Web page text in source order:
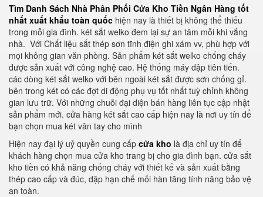
Tìm Danh Sách Nhà Phân Phối Cửa Kho Tiền Ngân Hàng tốt
nhất xuất khẩu toàn quốc hiện nay là thiết bị không thể thiếu
trong mỗi gia đình. két sắt welko đem lại sự an tâm mỗi khi vắng
nhà. Với Chất liệu sắt thép sơn tĩnh điện ghi xám vv, phù hợp với
mọi không gian văn phòng. Sản phẩm két sắt welko chống cháy
được sản xuất với công nghệ cao. Hệ thống máy dập tiên tiến.
các dòng két sắt welko với bên ngoài két sắt được sơn chống gỉ.
bên trong két có các đợt di động phụ vụ tốt nhất tuỳ chỉnh không
gian lưu trữ. Với những chuỗi đại diện bán hàng liên tục cập nhật
sản phẩm mới. cửa hàng két sắt cao cấp hiện nay là nơi uy tín để
bạn chọn mua két vân tay cho mình
Hiện nay đại lý uỷ quyền cung cấp cửa kho là địa chỉ uy tín để
khách hàng chọn mua cửa kho trang bị cho gia đình bạn. cửa sắt
kho tiền có khả năng chống cháy với thiết kế và sản xuất bằng
thép cao cấp và đúc, dập hạn chế mối hàn tăng tính năng bảo vệ
an toàn.